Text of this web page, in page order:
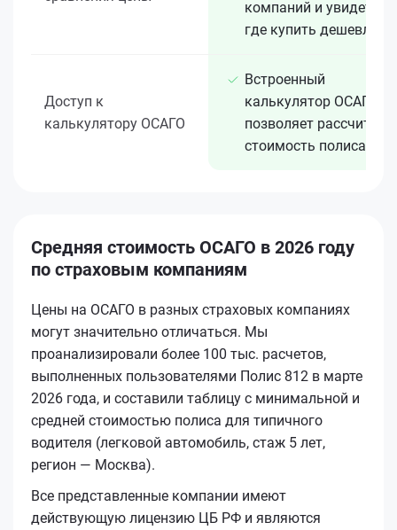
компаний и увидеть,
где купить дешевле
Доступ к
калькулятору ОСАГО
Встроенный
калькулятор ОСАГО
позволяет рассчитать
стоимость полиса
Средняя стоимость ОСАГО в 2026 году
по страховым компаниям
Цены на ОСАГО в разных страховых компаниях
могут значительно отличаться. Мы
проанализировали более 100 тыс. расчетов,
выполненных пользователями Полис 812 в марте
2026 года, и составили таблицу с минимальной и
средней стоимостью полиса для типичного
водителя (легковой автомобиль, стаж 5 лет,
регион — Москва).
Все представленные компании имеют
действующую лицензию ЦБ РФ и являются